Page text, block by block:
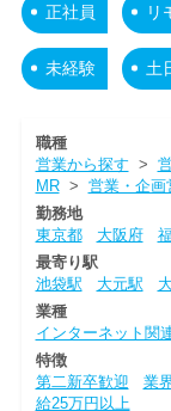
正社員 リ
未経験 土
職種
営業から探す >
MR> 営業・企画
勤務地
東京都
大阪府
最寄り駅
池袋駅
大元駅
業種
インターネット関
特徴
第二新卒歓迎
業
給25万円以上